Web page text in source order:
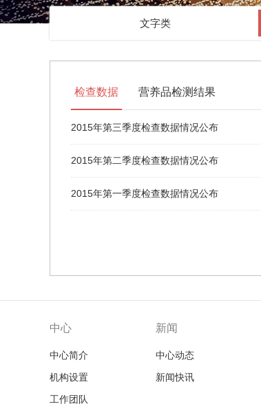
文字类
检查数据 营养品检测结果
2015年第三季度检查数据情况公布
2015年第二季度检查数据情况公布
2015年第一季度检查数据情况公布
中心
中心简介
机构设置
工作团队
新闻
中心动态
新闻快讯